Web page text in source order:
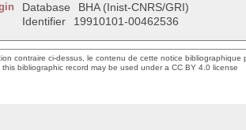
Database
BHA (Inist-CNRS/GRI)
Identifier
19910101-00462536
contraire ci-dessus, le contenu de cette notice
bibliographic record may be used under a CC BY 4.0 license